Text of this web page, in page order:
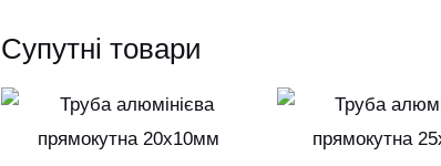
Супутні товари